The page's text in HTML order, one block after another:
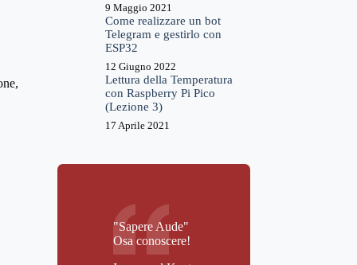
9 Maggio 2021
Come realizzare un bot
Telegram e gestirlo con
ESP32
12 Giugno 2022
Lettura della Temperatura
con Raspberry Pi Pico
(Lezione 3)
17 Aprile 2021
"Sapere Aude"
Osa conoscere!